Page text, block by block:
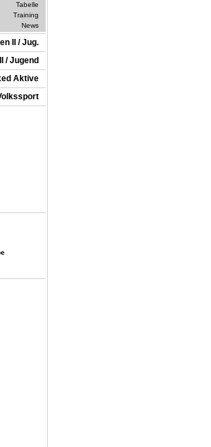
Tabelle
Training
News
II / Jug.
/ Jugend
Aktive